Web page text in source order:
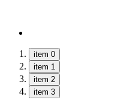
item 0
item 1
item 2
item 3